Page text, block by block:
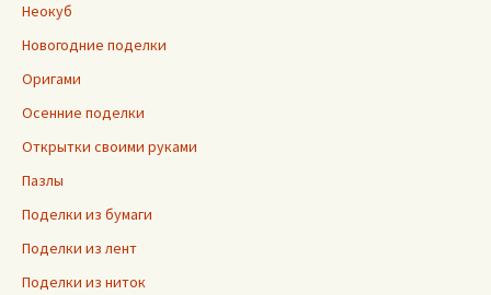
Неокуб
Новогодние поделки
Оригами
Осенние поделки
Открытки своими руками
Пазлы
Поделки из бумаги
Поделки из лент
Поделки из ниток